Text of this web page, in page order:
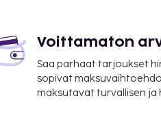
- 0,6 km / 0,4 mi
rakennus) - 0,7
- 0,8 km / 0,5 mi
- 1 km / 0,6 mi
Voittamaton
Saa parhaat tarjoukset
sopivat
maksutavat turvallisen ja